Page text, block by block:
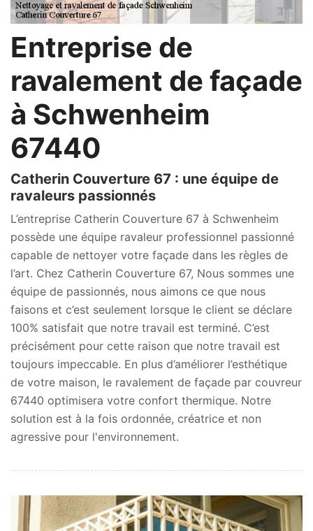
Entreprise de
ravalement de façade
à Schwenheim
67440
Catherin Couverture 67 : une équipe de
ravaleurs passionnés
L’entreprise Catherin Couverture 67 à Schwenheim
possède une équipe ravaleur professionnel passionné
capable de nettoyer votre façade dans les règles de
l’art. Chez Catherin Couverture 67, Nous sommes une
équipe de passionnés, nous aimons ce que nous
faisons et c’est seulement lorsque le client se déclare
100% satisfait que notre travail est terminé. C’est
précisément pour cette raison que notre travail est
toujours impeccable. En plus d’améliorer l’esthétique
de votre maison, le ravalement de façade par couvreur
67440 optimisera votre confort thermique. Notre
solution est à la fois ordonnée, créatrice et non
agressive pour l'environnement.